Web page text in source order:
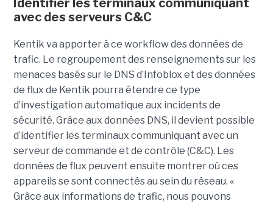
Identifier les terminaux communiquant
avec des serveurs C&C
Kentik va apporter à ce workflow des données de
trafic. Le regroupement des renseignements sur les
menaces basés sur le DNS d’Infoblox et des données
de flux de Kentik pourra étendre ce type
d’investigation automatique aux incidents de
sécurité. Grâce aux données DNS, il devient possible
d’identifier les terminaux communiquant avec un
serveur de commande et de contrôle (C&C). Les
données de flux peuvent ensuite montrer où ces
appareils se sont connectés au sein du réseau. «
Grâce aux informations de trafic, nous pouvons